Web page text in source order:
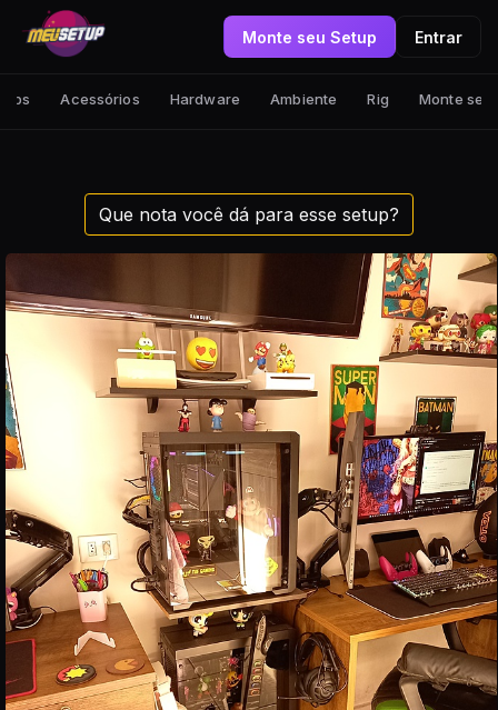
Monte seu Setup Entrar
Acessórios Hardware Ambiente Rig Monte seu
Que nota você dá para esse setup?